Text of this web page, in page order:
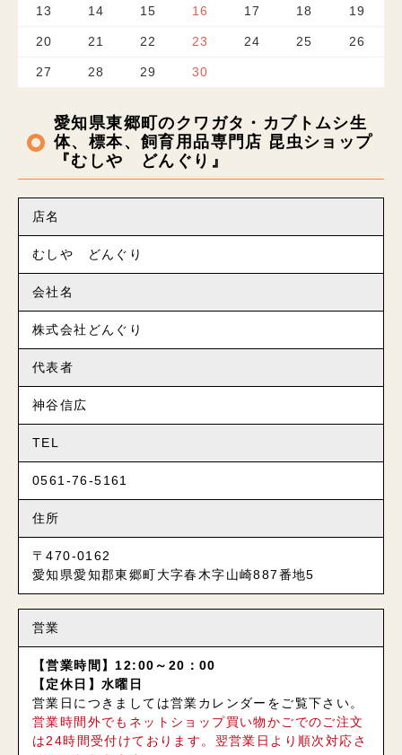
13 14 15 16 17 18 19
20 21 22 23 24 25 26
27 28 29 30
愛知県東郷町のクワガタ・カブトムシ生
体、標本、飼育用品専門店 昆虫ショップ
『むしや どんぐり』
店名
むしや どんぐり
会社名
株式会社どんぐり
代表者
神谷信広
TEL
0561-76-5161
住所
〒470-0162
愛知県愛知郡東郷町大字春木字山崎887番地5
営業
【営業時間】12:00～20：00
【定休日】水曜日
営業日につきましては営業カレンダーをご覧下さい。
営業時間外でもネットショップ買い物かごでのご注文
は24時間受付けております。翌営業日より順次対応さ